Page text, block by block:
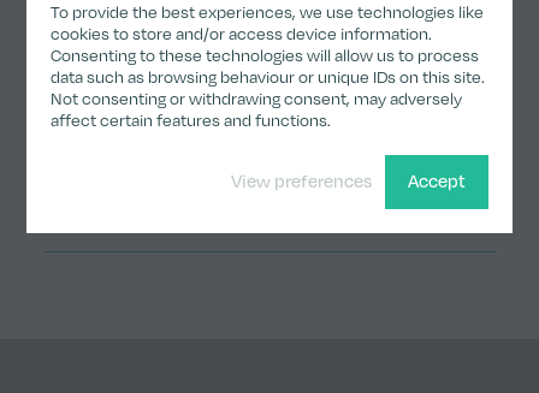
To provide the best experiences, we use technologies like
cookies to store and/or access device information.
Consenting to these technologies will allow us to process
data such as browsing behaviour or unique IDs on this site.
Not consenting or withdrawing consent, may adversely
affect certain features and functions.
Accept
View preferences
Anmelden